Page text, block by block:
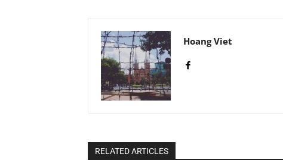
Hoang Viet
RELATED ARTICLES